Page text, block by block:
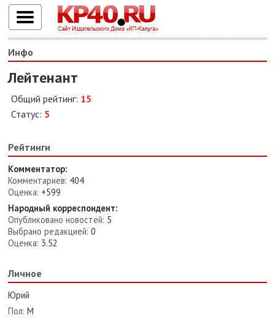
Инфо
Лейтенант
Общий рейтинг: 15
Статус: 5
Рейтинги
Комментатор:
Комментариев: 404
Оценка: +599
Народный корреспондент:
Опубликовано новостей: 5
Выбрано редакцией: 0
Оценка: 3.52
Личное
Юрий
Пол: М